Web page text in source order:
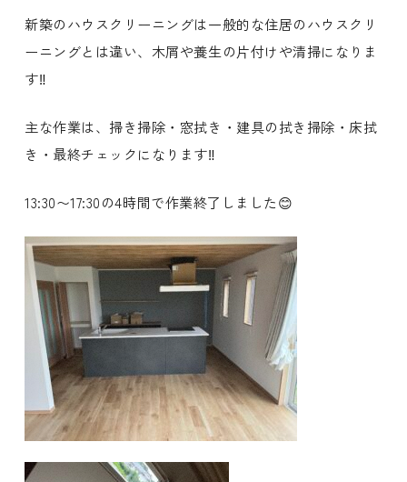
新築のハウスクリーニングは一般的な住居のハウスクリ
ーニングとは違い、木屑や養生の片付けや清掃になりま
す‼️
主な作業は、掃き掃除・窓拭き・建具の拭き掃除・床拭
き・最終チェックになります‼️
13:30〜17:30の4時間で作業終了しました😊